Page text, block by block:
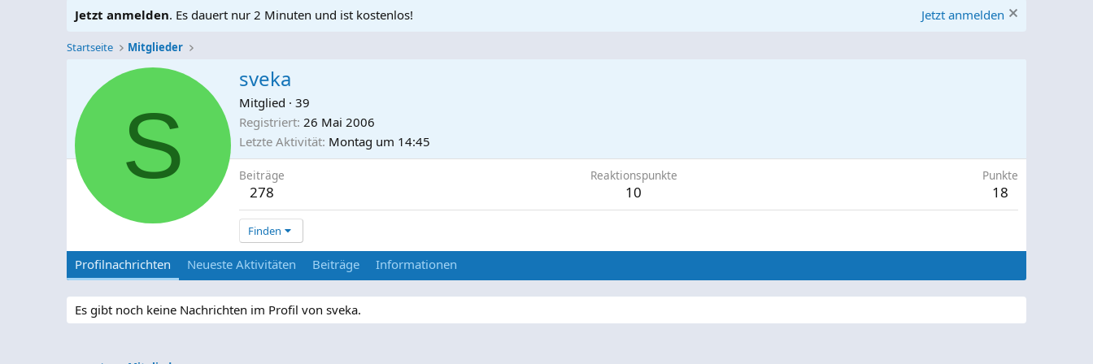
Jetzt anmelden. Es dauert nur 2 Minuten und ist kostenlos! Jetzt anmelden
Startseite Mitglieder
S
sveka
Mitglied · 39
Registriert 26 Mai 2006
Letzte Aktivität Montag um 14:45
Beiträge
278
Reaktionspunkte
10
Punkte
18
Finden
Profilnachrichten Neueste Aktivitäten Beiträge Informationen
Es gibt noch keine Nachrichten im Profil von sveka.